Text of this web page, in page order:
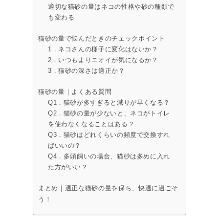
適切な猫砂の量はネコの性格や砂の種類で
も変わる
猫砂の量で悩んだときのチェックポイント
1．ネコさんの様子に変化はないか？
2．いつもよりニオイが気になるか？
3．猫砂の深さは適正か？
猫砂の量｜よくある質問
Q1．猫砂が多すぎると減りが早くなる？
Q2．猫砂の量が少ないと、ネコがトイレ
を使わなくなることはある？
Q3．猫砂はどれくらいの頻度で交換すれ
ばいいの？
Q4．多頭飼いの場合、猫砂は多めに入れ
た方がいい？
まとめ｜適正な猫砂の量を保ち、快適に過ごそ
う！